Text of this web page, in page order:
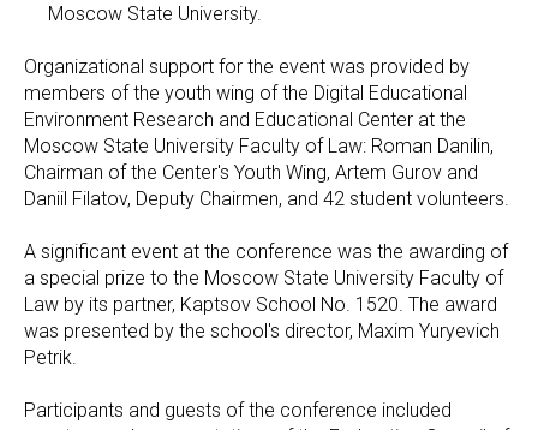
Moscow State University.
Organizational support for the event was provided by
members of the youth wing of the Digital Educational
Environment Research and Educational Center at the
Moscow State University Faculty of Law: Roman Danilin,
Chairman of the Center's Youth Wing, Artem Gurov and
Daniil Filatov, Deputy Chairmen, and 42 student volunteers.
A significant event at the conference was the awarding of
a special prize to the Moscow State University Faculty of
Law by its partner, Kaptsov School No. 1520. The award
was presented by the school's director, Maxim Yuryevich
Petrik.
Participants and guests of the conference included